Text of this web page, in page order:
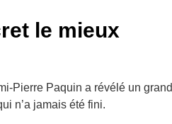
le mieux
Pierre Paquin a révélé un grand
n’a jamais été fini.